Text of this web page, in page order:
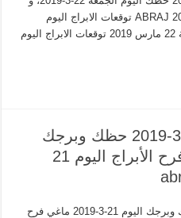
توقعات الابراج وحظك اليوم 22-3-2019 ABRAJ توقعات الابراج اليوم
الجمعة حظك اليوم ماغي فرح الجمعة 22 مارس 2019 توقعات الابراج اليوم
ابراج اليوم الخميس 21-3-2019 حظك وبرجك
اليوم 21-3-2019 ماغي فرح الأبراج اليوم 21
ابراج اليوم الخميس 21-3-2019 حظك وبرجك اليوم 21-3-2019 ماغي فرح